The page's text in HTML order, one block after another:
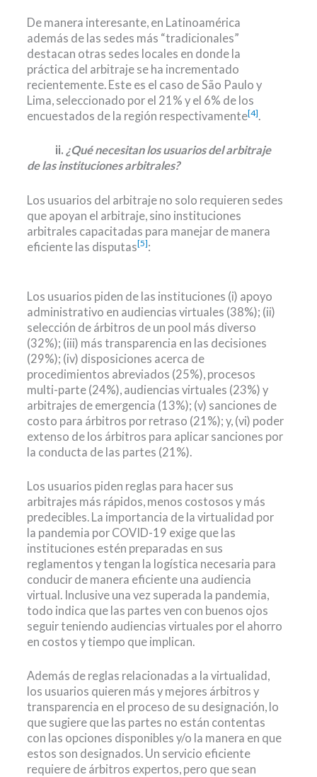
De manera interesante, en Latinoamérica
además de las sedes más “tradicionales”
destacan otras sedes locales en donde la
práctica del arbitraje se ha incrementado
recientemente. Este es el caso de São Paulo y
Lima, seleccionado por el 21% y el 6% de los
encuestados de la región respectivamente[4].
ii. ¿Qué necesitan los usuarios del arbitraje
de las instituciones arbitrales?
Los usuarios del arbitraje no solo requieren sedes
que apoyan el arbitraje, sino instituciones
arbitrales capacitadas para manejar de manera
eficiente las disputas[5]:
Los usuarios piden de las instituciones (i) apoyo
administrativo en audiencias virtuales (38%); (ii)
selección de árbitros de un pool más diverso
(32%); (iii) más transparencia en las decisiones
(29%); (iv) disposiciones acerca de
procedimientos abreviados (25%), procesos
multi-parte (24%), audiencias virtuales (23%) y
arbitrajes de emergencia (13%); (v) sanciones de
costo para árbitros por retraso (21%); y, (vi) poder
extenso de los árbitros para aplicar sanciones por
la conducta de las partes (21%).
Los usuarios piden reglas para hacer sus
arbitrajes más rápidos, menos costosos y más
predecibles. La importancia de la virtualidad por
la pandemia por COVID-19 exige que las
instituciones estén preparadas en sus
reglamentos y tengan la logística necesaria para
conducir de manera eficiente una audiencia
virtual. Inclusive una vez superada la pandemia,
todo indica que las partes ven con buenos ojos
seguir teniendo audiencias virtuales por el ahorro
en costos y tiempo que implican.
Además de reglas relacionadas a la virtualidad,
los usuarios quieren más y mejores árbitros y
transparencia en el proceso de su designación, lo
que sugiere que las partes no están contentas
con las opciones disponibles y/o la manera en que
estos son designados. Un servicio eficiente
requiere de árbitros expertos, pero que sean